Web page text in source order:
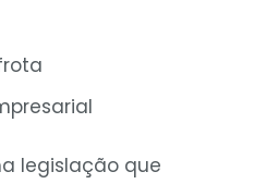
legislação que